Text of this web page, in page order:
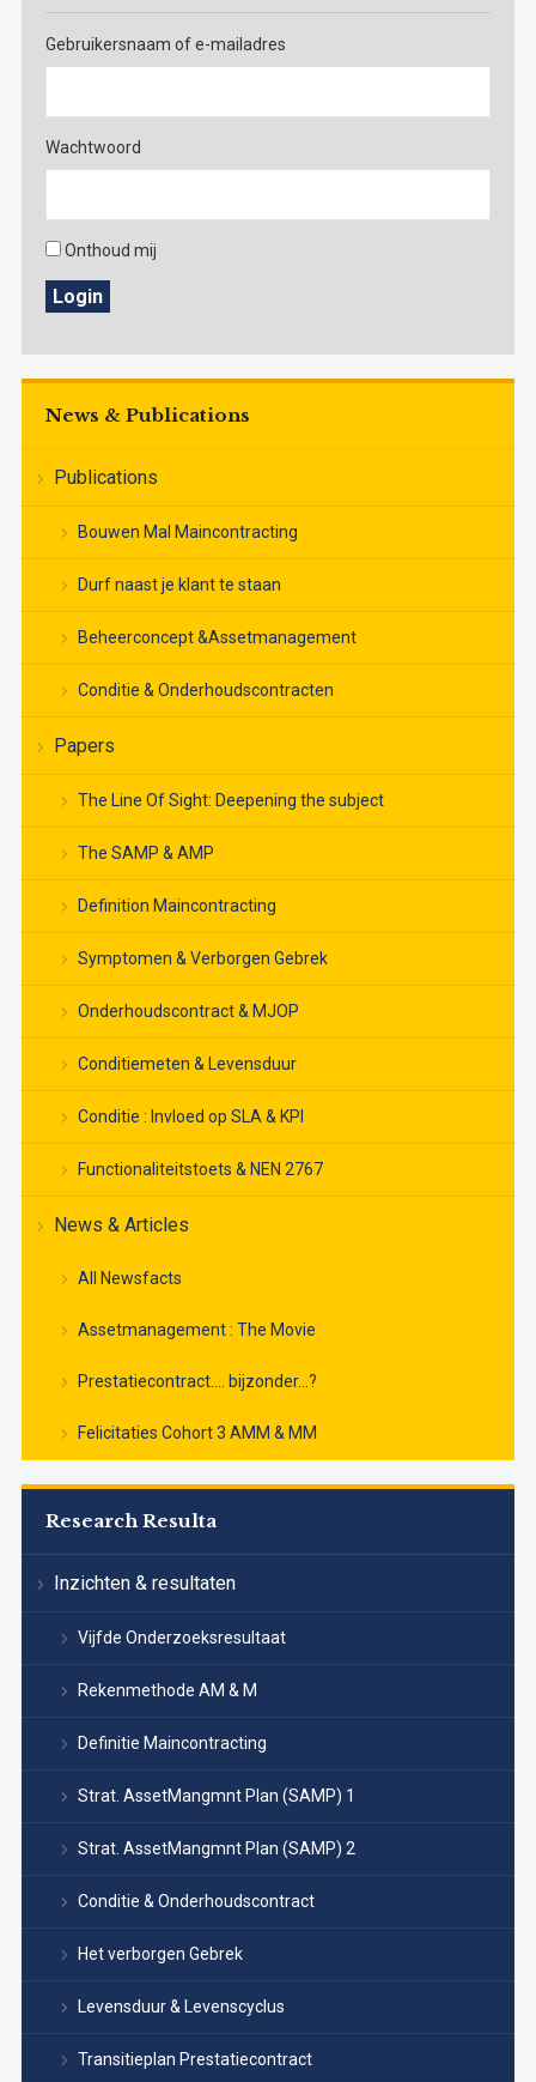
Gebruikersnaam of e-mailadres
Wachtwoord
Onthoud mij
Login
News & Publications
Publications
Bouwen Mal Maincontracting
Durf naast je klant te staan
Beheerconcept &Assetmanagement
Conditie & Onderhoudscontracten
Papers
The Line Of Sight: Deepening the subject
The SAMP & AMP
Definition Maincontracting
Symptomen & Verborgen Gebrek
Onderhoudscontract & MJOP
Conditiemeten & Levensduur
Conditie : Invloed op SLA & KPI
Functionaliteitstoets & NEN 2767
News & Articles
All Newsfacts
Assetmanagement : The Movie
Prestatiecontract…. bijzonder…?
Felicitaties Cohort 3 AMM & MM
Research Resulta
Inzichten & resultaten
Vijfde Onderzoeksresultaat
Rekenmethode AM & M
Definitie Maincontracting
Strat. AssetMangmnt Plan (SAMP) 1
Strat. AssetMangmnt Plan (SAMP) 2
Conditie & Onderhoudscontract
Het verborgen Gebrek
Levensduur & Levenscyclus
Transitieplan Prestatiecontract